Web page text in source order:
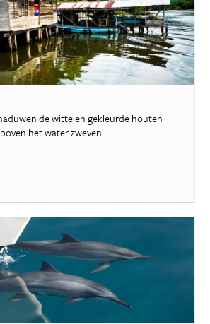
de witte en gekleurde houten
het water zweven...